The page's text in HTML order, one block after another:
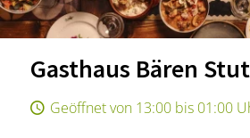
Citytour
Erlebnisse
Essen
Wein
Kultur
Feste
Gasthaus Bären
Geöffnet von 13:00 bis 01:00